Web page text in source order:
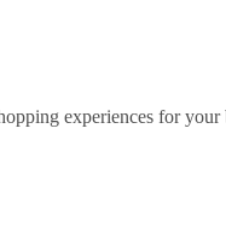
experiences for your